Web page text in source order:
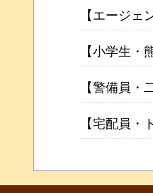
【エージェ
【小学生・
【警備員・
【宅配員・